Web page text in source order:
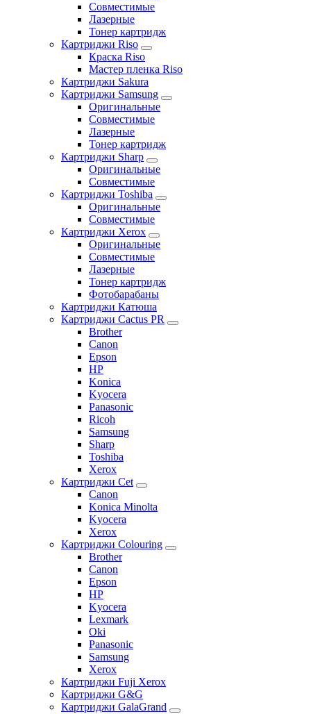
Совместимые
Лазерные
Тонер картридж
Картриджи Riso
Краска Riso
Мастер пленка Riso
Картриджи Sakura
Картриджи Samsung
Оригинальные
Совместимые
Лазерные
Тонер картридж
Картриджи Sharp
Оригинальные
Совместимые
Картриджи Toshiba
Оригинальные
Совместимые
Картриджи Xerox
Оригинальные
Совместимые
Лазерные
Тонер картридж
Фотобарабаны
Картриджи Катюша
Картриджи Cactus PR
Brother
Canon
Epson
HP
Konica
Kyocera
Panasonic
Ricoh
Samsung
Sharp
Toshiba
Xerox
Картриджи Cet
Canon
Konica Minolta
Kyocera
Xerox
Картриджи Colouring
Brother
Canon
Epson
HP
Kyocera
Lexmark
Oki
Panasonic
Samsung
Xerox
Картриджи Fuji Xerox
Картриджи G&G
Картриджи GalaGrand